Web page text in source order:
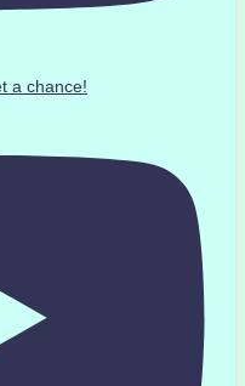
a chance!